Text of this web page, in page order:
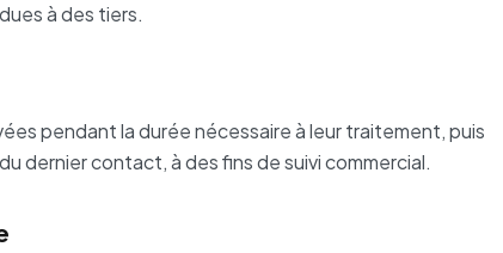
à des tiers.
pendant la durée nécessaire à leur traitement, puis
dernier contact, à des fins de suivi commercial.